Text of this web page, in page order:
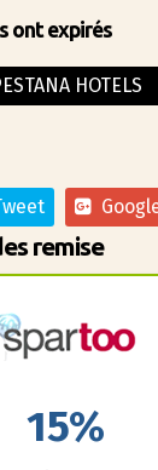
ont expirés
HOTELS
remise
15%